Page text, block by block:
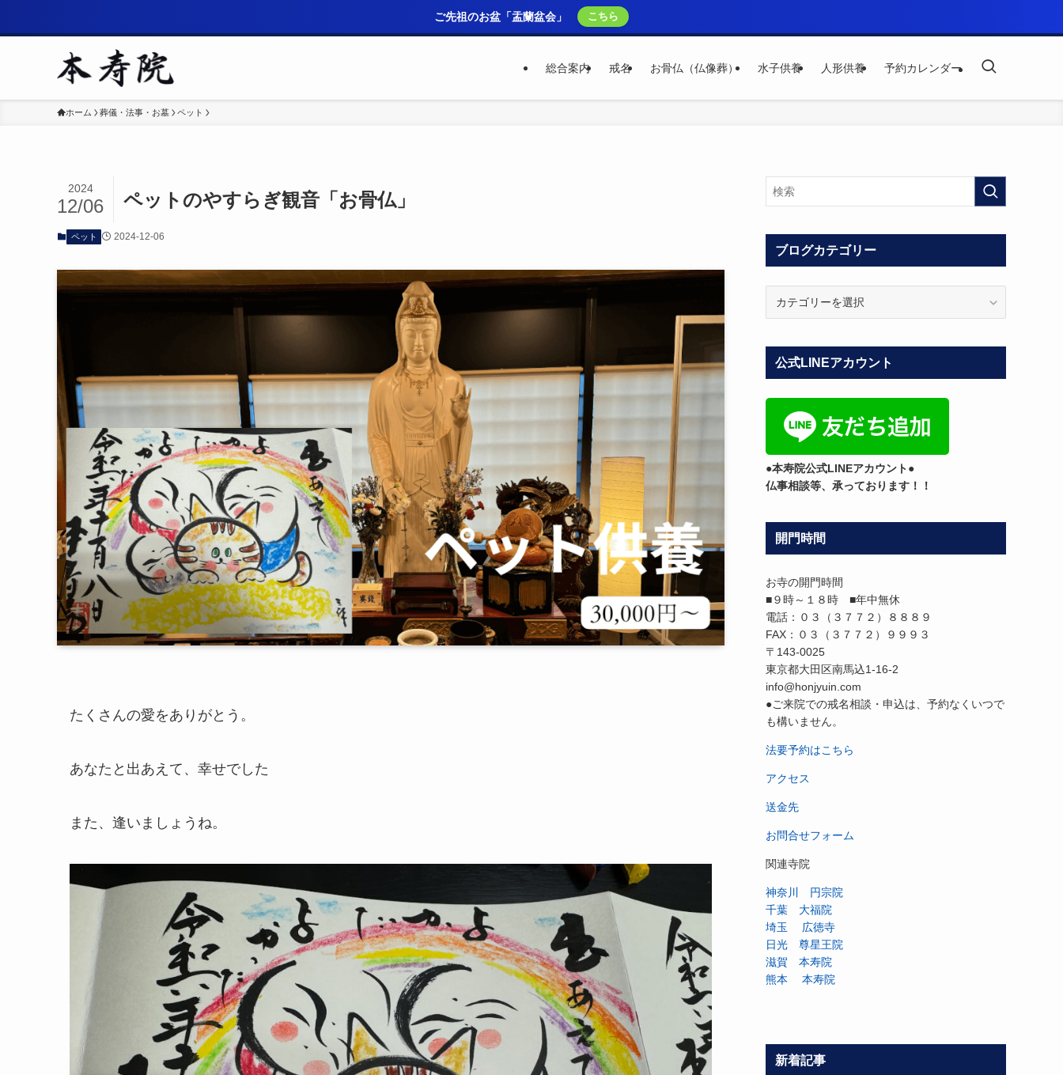
ご先祖のお盆「盂蘭盆会」 こちら
総合案内 戒名 お骨仏（仏像葬） 水子供養 人形供養 予約カレンダー
ホーム 葬儀・法事・お墓 ペット
ペットのやすらぎ観音「お骨仏」
2024
12/06
ペット 2024-12-06
たくさんの愛をありがとう。
あなたと出あえて、幸せでした
また、逢いましょうね。
ブログカテゴリー
カ
テ
ゴ
リ
公式LINEアカウント
●本寿院公式LINEアカウント●
仏事相談等、承っております！！
開門時間
お寺の開門時間
■９時～１８時 ■年中無休
電話：０３（３７７２）８８８９
FAX：０３（３７７２）９９９３
〒143-0025
東京都大田区南馬込1-16-2
info@honjyuin.com
●ご来院での戒名相談・申込は、予約なくいつで
も構いません。
法要予約はこちら
アクセス
送金先
お問合せフォーム
関連寺院
神奈川 円宗院
千葉 大福院
埼玉 広徳寺
日光 尊星王院
滋賀 本寿院
熊本 本寿院
新着記事